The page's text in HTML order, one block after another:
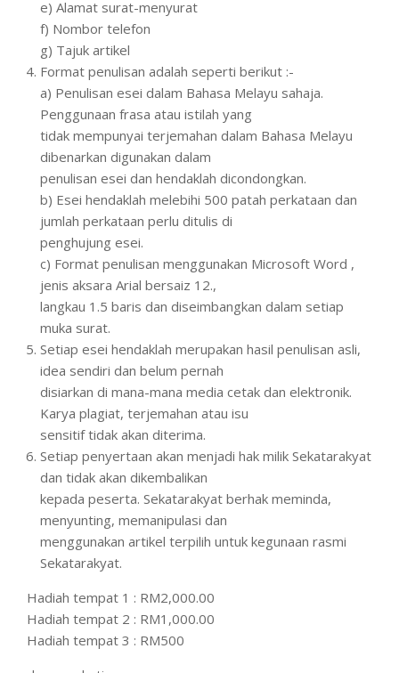
e) Alamat surat-menyurat
f) Nombor telefon
g) Tajuk artikel
Format penulisan adalah seperti berikut :-
a) Penulisan esei dalam Bahasa Melayu sahaja.
Penggunaan frasa atau istilah yang
tidak mempunyai terjemahan dalam Bahasa Melayu
dibenarkan digunakan dalam
penulisan esei dan hendaklah dicondongkan.
b) Esei hendaklah melebihi 500 patah perkataan dan
jumlah perkataan perlu ditulis di
penghujung esei.
c) Format penulisan menggunakan Microsoft Word ,
jenis aksara Arial bersaiz 12.,
langkau 1.5 baris dan diseimbangkan dalam setiap
muka surat.
Setiap esei hendaklah merupakan hasil penulisan asli,
idea sendiri dan belum pernah
disiarkan di mana-mana media cetak dan elektronik.
Karya plagiat, terjemahan atau isu
sensitif tidak akan diterima.
Setiap penyertaan akan menjadi hak milik Sekatarakyat
dan tidak akan dikembalikan
kepada peserta. Sekatarakyat berhak meminda,
menyunting, memanipulasi dan
menggunakan artikel terpilih untuk kegunaan rasmi
Sekatarakyat.
Hadiah tempat 1 : RM2,000.00
Hadiah tempat 2 : RM1,000.00
Hadiah tempat 3 : RM500